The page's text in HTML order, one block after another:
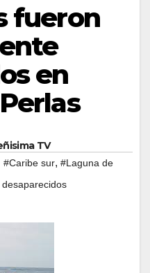
fueron
en
TV
#Caribe sur, #Laguna de